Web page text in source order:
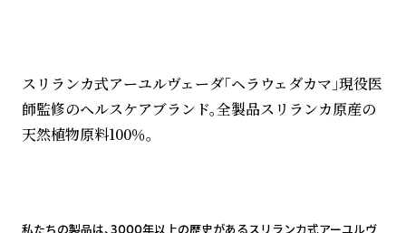
スリランカ式アーユルヴェーダ「ヘラウェダカマ」現役医
師監修のヘルスケアブランド。全製品スリランカ原産の
天然植物原料100％。
私たちの製品は、3000年以上の歴史があるスリランカ式アーユルヴ